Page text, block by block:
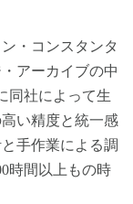
・コンスタンタ
アーカイブの中
同社によって生
い精度と統一感
手作業による調
時間以上もの時